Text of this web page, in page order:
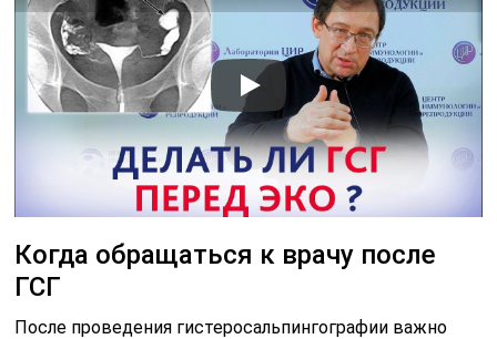
Когда обращаться к врачу после
ГСГ
После проведения гистеросальпингографии важно